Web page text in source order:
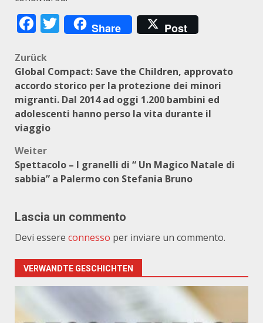
Facebook
Twitter
Share Post
Beitragsnavigation
Zurück
Global Compact: Save the Children, approvato
accordo storico per la protezione dei minori
migranti. Dal 2014 ad oggi 1.200 bambini ed
adolescenti hanno perso la vita durante il
viaggio
Weiter
Spettacolo – I granelli di “ Un Magico Natale di
sabbia” a Palermo con Stefania Bruno
Lascia un commento
Devi essere connesso per inviare un commento.
VERWANDTE GESCHICHTEN